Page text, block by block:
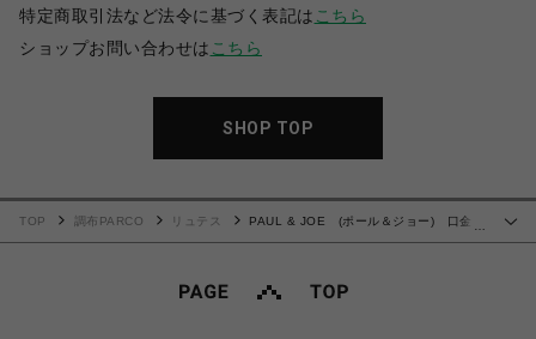
特定商取引法など法令に基づく表記は こちら
ショップお問い合わせは こちら
SHOP TOP
…
TOP 調布PARCO リュテス
PAUL & JOE (ポール＆ジョー) 口金ミ